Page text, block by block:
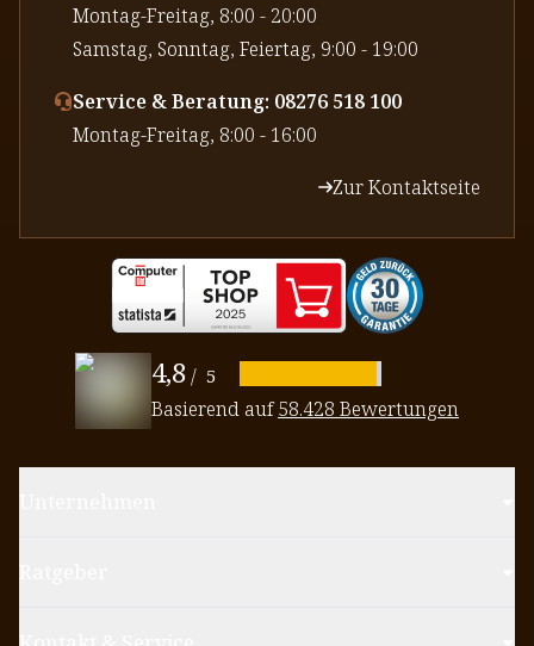
⁠Montag-Freitag, 8:00 - 20:00
⁠Samstag, Sonntag, Feiertag, 9:00 - 19:00
Service & Beratung: 08276 518 100
⁠Montag-Freitag, 8:00 - 16:00
Zur Kontaktseite
4,8/ 5
Basierend auf58.428 Bewertungen